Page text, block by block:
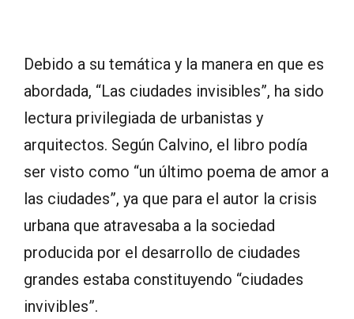
Debido a su temática y la manera en que es
abordada, “Las ciudades invisibles”, ha sido
lectura privilegiada de urbanistas y
arquitectos. Según Calvino, el libro podía
ser visto como “un último poema de amor a
las ciudades”, ya que para el autor la crisis
urbana que atravesaba a la sociedad
producida por el desarrollo de ciudades
grandes estaba constituyendo “ciudades
invivibles”.